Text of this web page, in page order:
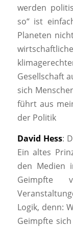
werden
so“ ist
Planeten
Gesellschaft
sich
führt aus
der Politik
David Hess:
Ein altes
den Medien
Geimpfte
Logik, denn:
Geimpfte